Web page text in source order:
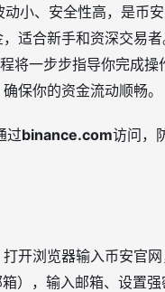
小、安全性高，是币
适合新手和资深交易
将一步步指导你完成
保你的资金流动顺畅。
过binance.com访问，
开浏览器输入币安官
），输入邮箱、设置